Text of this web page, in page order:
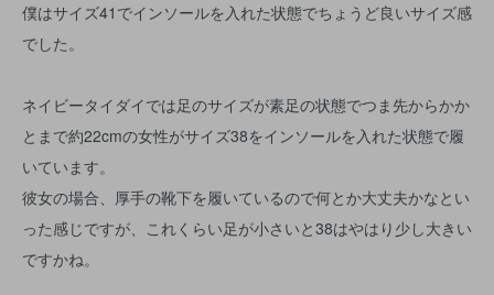
僕はサイズ41でインソールを入れた状態でちょうど良いサイズ感
でした。
ネイビータイダイでは足のサイズが素足の状態でつま先からかか
とまで約22cmの女性がサイズ38をインソールを入れた状態で履
いています。
彼女の場合、厚手の靴下を履いているので何とか大丈夫かなとい
った感じですが、これくらい足が小さいと38はやはり少し大きい
ですかね。